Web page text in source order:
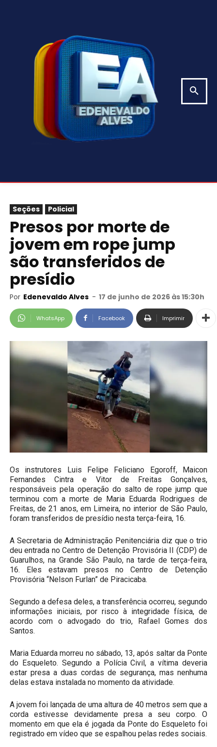
Seções Policial
Presos por morte de
jovem em rope jump
são transferidos de
presídio
Por Edenevaldo Alves - 17 de junho de 2026 às 15:30h
WhatsApp Facebook Imprimir
Os instrutores Luis Felipe Feliciano Egoroff, Maicon
Fernandes Cintra e Vitor de Freitas Gonçalves,
responsáveis pela operação do salto de rope jump que
terminou com a morte de Maria Eduarda Rodrigues de
Freitas, de 21 anos, em Limeira, no interior de São Paulo,
foram transferidos de presídio nesta terça-feira, 16.
A Secretaria de Administração Penitenciária diz que o trio
deu entrada no Centro de Detenção Provisória II (CDP) de
Guarulhos, na Grande São Paulo, na tarde de terça-feira,
16. Eles estavam presos no Centro de Detenção
Provisória “Nelson Furlan” de Piracicaba.
Segundo a defesa deles, a transferência ocorreu, segundo
informações iniciais, por risco à integridade física, de
acordo com o advogado do trio, Rafael Gomes dos
Santos.
Maria Eduarda morreu no sábado, 13, após saltar da Ponte
do Esqueleto. Segundo a Polícia Civil, a vítima deveria
estar presa a duas cordas de segurança, mas nenhuma
delas estava instalada no momento da atividade.
A jovem foi lançada de uma altura de 40 metros sem que a
corda estivesse devidamente presa a seu corpo. O
momento em que ela é jogada da Ponte do Esqueleto foi
registrado em vídeo que se espalhou pelas redes sociais.